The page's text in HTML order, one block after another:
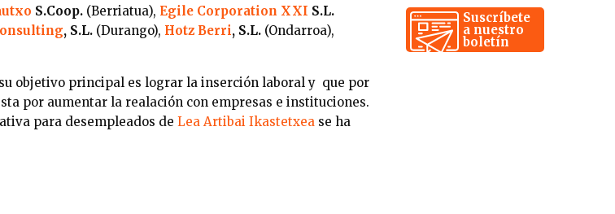
S.Coop. (Berriatua), Egile Corporation XXI S.L.
, S.L. (Durango), Hotz Berri, S.L. (Ondarroa),
objetivo principal es lograr la inserción laboral y que por
por aumentar la realación con empresas e instituciones.
para desempleados de Lea Artibai Ikastetxea se ha
Suscríbete
a nuestro
boletín